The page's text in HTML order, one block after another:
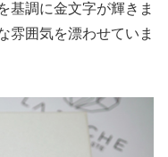
基調に金文字が輝きま
雰囲気を漂わせていま